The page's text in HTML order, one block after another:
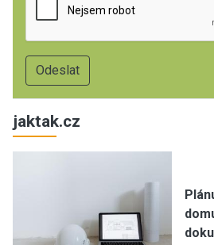
jaktak.cz